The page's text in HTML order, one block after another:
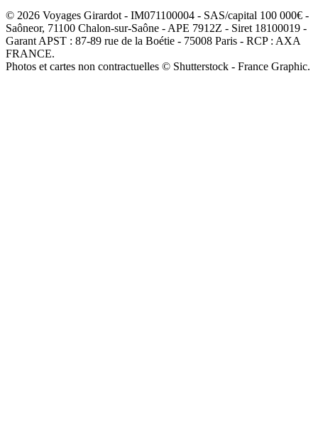
© 2026 Voyages Girardot - IM071100004 - SAS/capital 100 000€ -
Saôneor, 71100 Chalon-sur-Saône - APE 7912Z - Siret 18100019 -
Garant APST : 87-89 rue de la Boétie - 75008 Paris - RCP : AXA
FRANCE.
Photos et cartes non contractuelles © Shutterstock - France Graphic.